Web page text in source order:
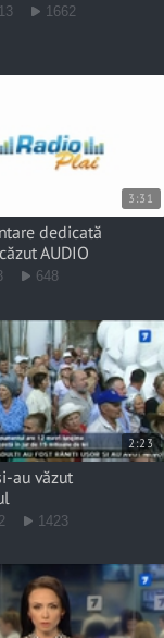
1662
3:31
dedicată
AUDIO
648
2:23
au văzut
1423